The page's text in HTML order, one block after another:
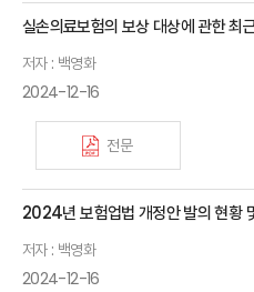
실손의료보험의 보상 대상에 관한 최
저자 : 백영화
2024-12-16
전문
2024년 보험업법 개정안 발의 현황
저자 : 백영화
2024-12-16